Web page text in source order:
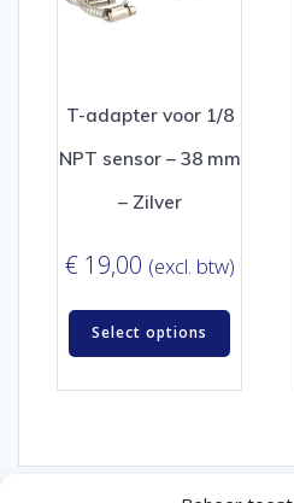
T-adapter voor 1/8
NPT sensor – 38 mm
– Zilver
€ 19,00 (excl. btw)
Select options